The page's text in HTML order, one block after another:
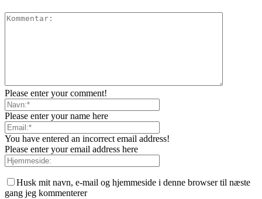
Please enter your comment!
Please enter your name here
You have entered an incorrect email address!
Please enter your email address here
Husk mit navn, e-mail og hjemmeside i denne browser til næste
gang jeg kommenterer